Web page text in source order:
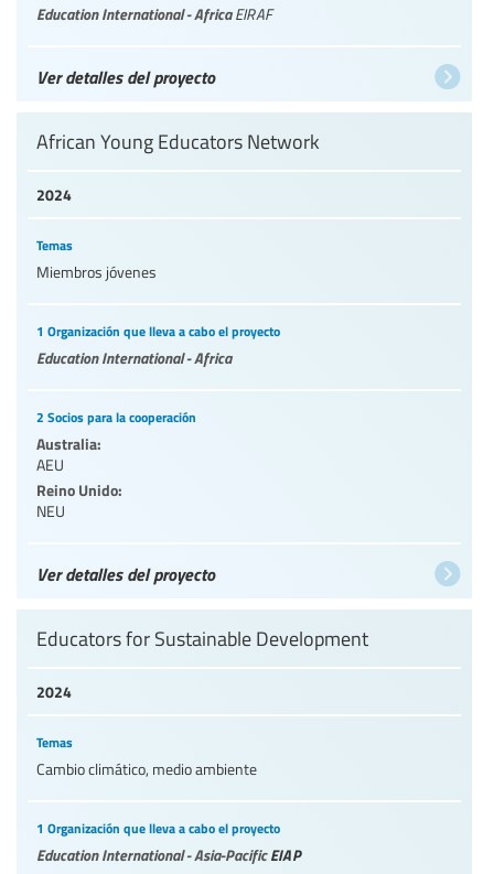
Education International - AfricaEIRAF
Ver detalles del proyecto
2024
African Young Educators Network
Temas
Miembros jóvenes
1 Organización que lleva a cabo el proyecto
Education International - Africa
2 Socios para la cooperación
Australia:
AEU
Reino Unido:
NEU
Ver detalles del proyecto
2024
Educators for Sustainable Development
Temas
Cambio climático, medio ambiente
1 Organización que lleva a cabo el proyecto
Education International - Asia-PacificEIAP